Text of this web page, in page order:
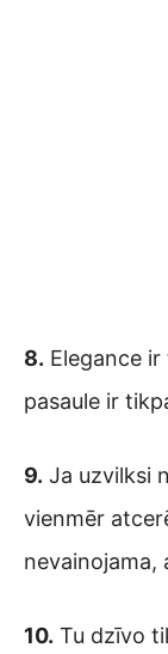
8. Elegance
pasaule ir
9. Ja uzvilksi
vienmēr
nevainojama,
10. Tu dzīvo